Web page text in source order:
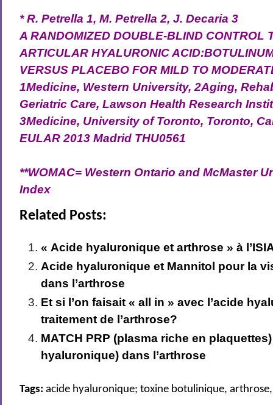
* R. Petrella 1, M. Petrella 2, J. Decaria 3
A RANDOMIZED DOUBLE-BLIND CONTROL
ARTICULAR HYALURONIC
VERSUS PLACEBO FOR MILD TO
1Medicine, Western University, 2Aging,
Geriatric Care, Lawson Health Research
3Medicine, University of Toronto, Toronto,
EULAR 2013 Madrid THU0561
**WOMAC= Western Ontario and McMaster
Index
Related Posts:
« Acide hyaluronique et arthrose » à
Acide hyaluronique et Mannitol pour la
dans l’arthrose
Et si l’on faisait « all in » avec l’acide
traitement de l’arthrose?
MATCH PRP (plasma riche en
hyaluronique) dans l’arthrose
Tags:acide hyaluronique; toxine botulinique,arthrose